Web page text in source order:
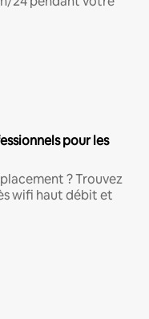
pour les
? Trouvez
wifi haut débit et